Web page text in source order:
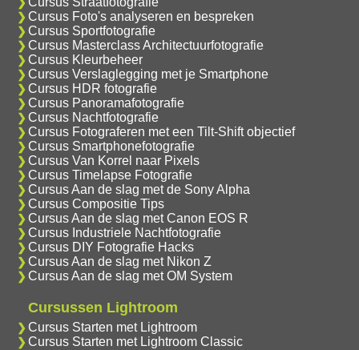
Cursus Foto's analyseren en bespreken
Cursus Sportfotografie
Cursus Masterclass Architectuurfotografie
Cursus Kleurbeheer
Cursus Verslaglegging met je Smartphone
Cursus HDR fotografie
Cursus Panoramafotografie
Cursus Nachtfotografie
Cursus Fotograferen met een Tilt-Shift objectief
Cursus Smartphonefotografie
Cursus Van Korrel naar Pixels
Cursus Timelapse Fotografie
Cursus Aan de slag met de Sony Alpha
Cursus Compositie Tips
Cursus Aan de slag met Canon EOS R
Cursus Industriele Nachtfotografie
Cursus DIY Fotografie Hacks
Cursus Aan de slag met Nikon Z
Cursus Aan de slag met OM System
Cursussen Lightroom
Cursus Starten met Lightroom
Cursus Starten met Lightroom Classic